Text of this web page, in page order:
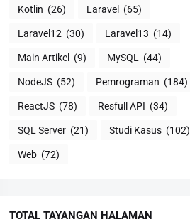
Kotlin (26) Laravel (65)
Laravel12 (30) Laravel13 (14)
Main Artikel (9) MySQL (44)
NodeJS (52) Pemrograman (184)
ReactJS (78) Resfull API (34)
SQL Server (21) Studi Kasus (102)
Web (72)
TOTAL TAYANGAN HALAMAN